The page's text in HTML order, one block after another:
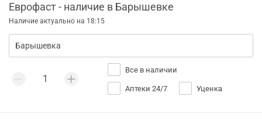
Еврофаст - наличие в Барышевке
Наличие актуально на 18:15
Все в наличии
Аптеки 24/7 Уценка